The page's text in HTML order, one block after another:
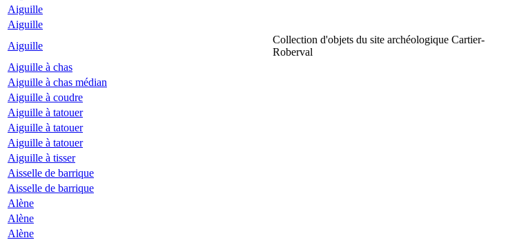
Aiguille
Aiguille
Aiguille
Collection d'objets du site archéologique Cartier-
Roberval
Aiguille à chas
Aiguille à chas médian
Aiguille à coudre
Aiguille à tatouer
Aiguille à tatouer
Aiguille à tatouer
Aiguille à tisser
Aisselle de barrique
Aisselle de barrique
Alène
Alène
Alène